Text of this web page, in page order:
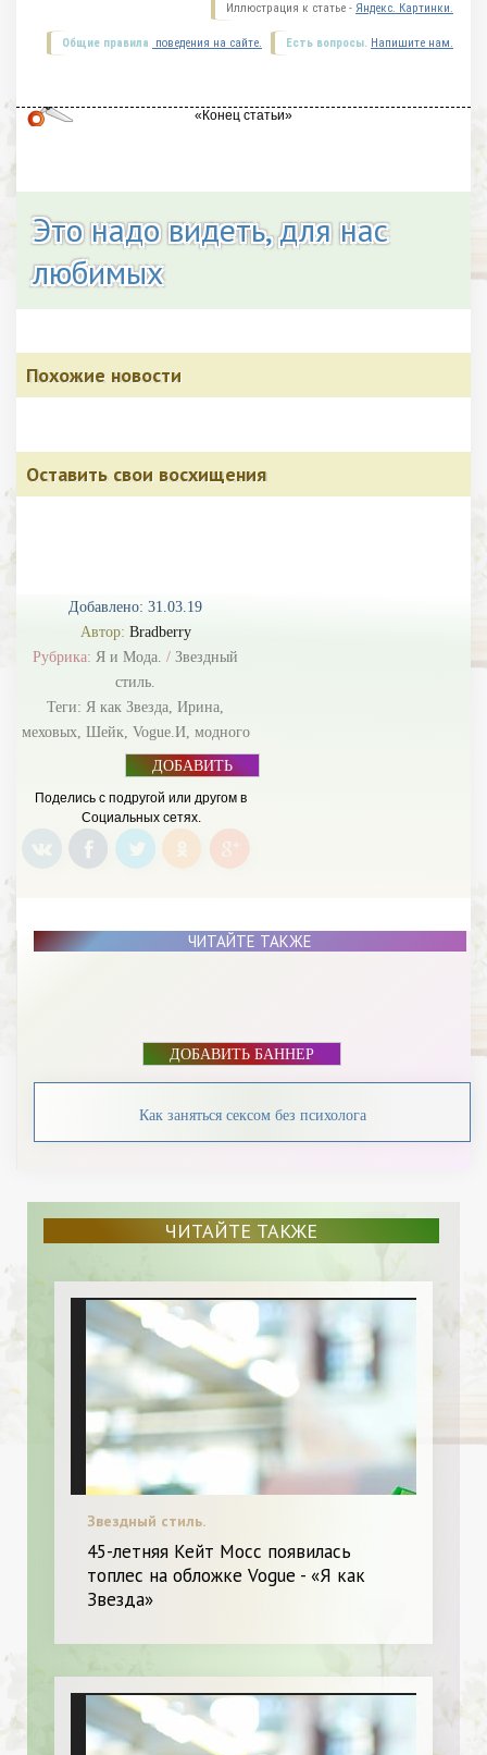
Добавлено: 31.03.19
Автор: Bradberry
Рубрика: Я и Мода. / Звездный
стиль.
Теги: Я как Звезда, Ирина,
меховых, Шейк, Vogue.И, модного
ДОБАВИТЬ
Поделись с подругой или другом в
Социальных сетях.
Иллюстрация к статье - Яндекс. Картинки.
Есть вопросы. Напишите нам.
Общие правила поведения на сайте.
Это надо видеть, для нас
любимых
Похожие новости
Оставить свои восхищения
ЧИТАЙТЕ ТАКЖЕ
ДОБАВИТЬ БАННЕР
Как заняться сексом без психолога
ЧИТАЙТЕ ТАКЖЕ
Звездный стиль.
45-летняя Кейт Мосс появилась
топлес на обложке Vogue - «Я как
Звезда»